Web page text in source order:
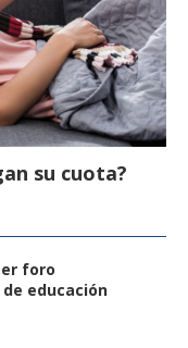
su cuota?
foro
educación